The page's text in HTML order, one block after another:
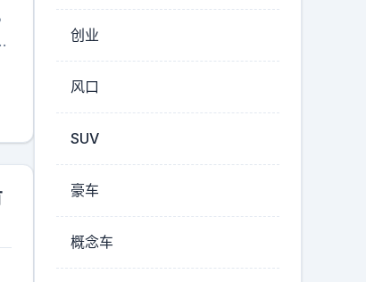
创业
风口
SUV
豪车
概念车